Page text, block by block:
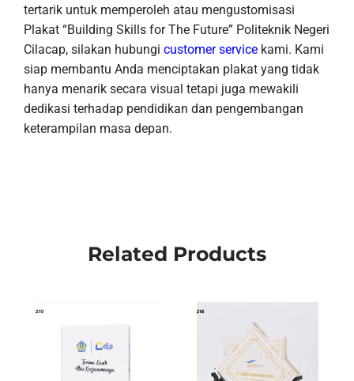
tertarik untuk memperoleh atau mengustomisasi
Plakat “Building Skills for The Future” Politeknik Negeri
Cilacap, silakan hubungi customer service kami. Kami
siap membantu Anda menciptakan plakat yang tidak
hanya menarik secara visual tetapi juga mewakili
dedikasi terhadap pendidikan dan pengembangan
keterampilan masa depan.
Related Products